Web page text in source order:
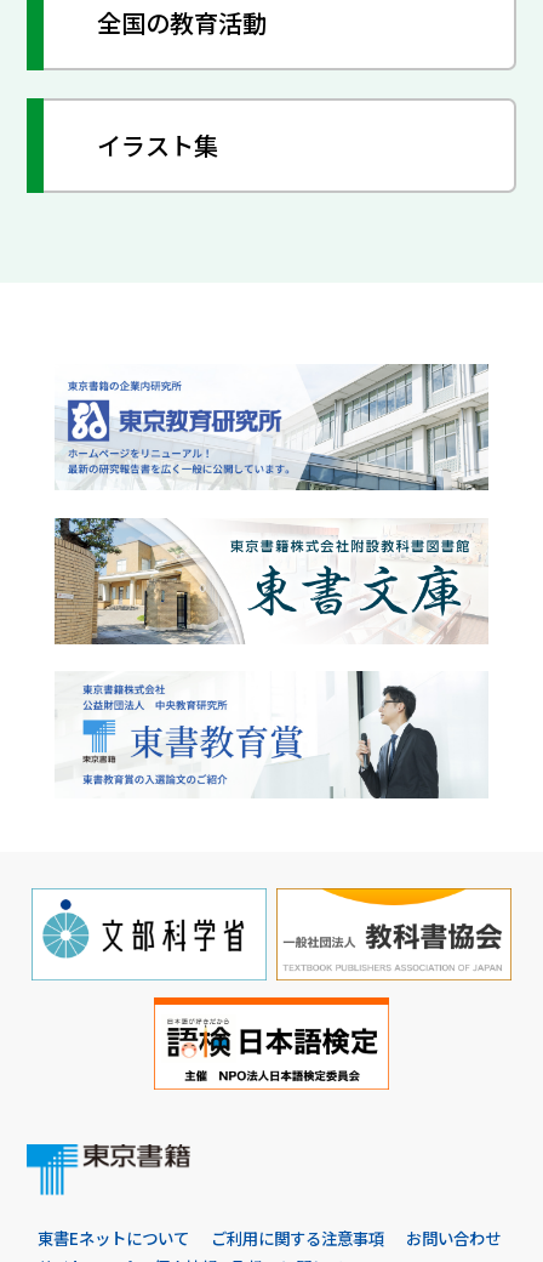
全国の教育活動
イラスト集
東書Eネットについて ご利用に関する注意事項
お問い合わせ